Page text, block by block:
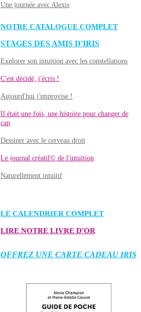
Une journée avec Alexis
NOTRE CATALOGUE COMPLET
STAGES DES AMIS D'IRIS
Explorer son intuition avec les constellations
C'est décidé, j'écris !
Aujourd'hui j'improvise !
Il était une fois, une histoire pour changer de
cap
Dessiner avec le cerveau droit
Le journal créatif© de l'intuition
Naturellement intuitif
LE CALENDRIER COMPLET
LIRE NOTRE LIVRE D'OR
OFFREZ UNE CARTE CADEAU IRIS